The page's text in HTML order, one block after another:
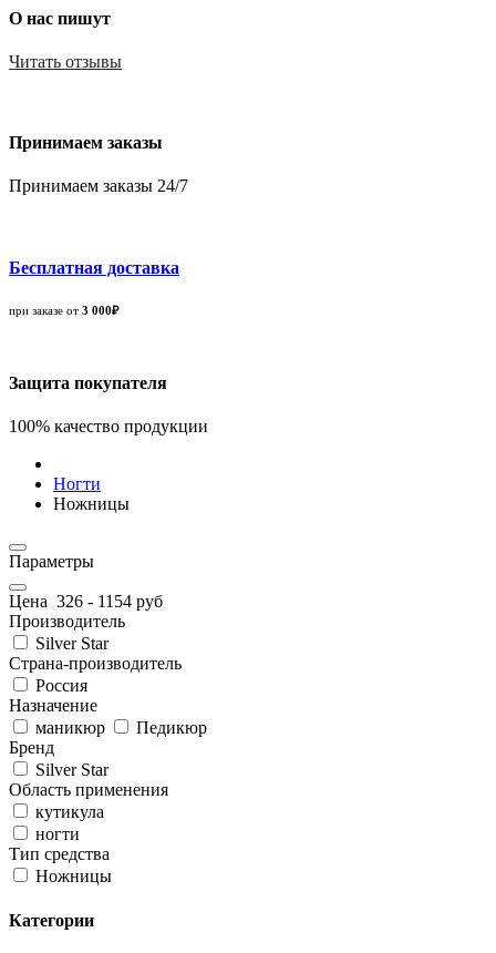
О нас пишут
Читать отзывы
Принимаем заказы
Принимаем заказы 24/7
Бесплатная доставка
при заказе от 3 000₽
Защита покупателя
100% качество продукции
Ногти
Ножницы
Параметры
Цена 326 - 1154 руб
Производитель
Silver Star
Страна-производитель
Россия
Назначение
маникюр
Педикюр
Бренд
Silver Star
Область применения
кутикула
ногти
Тип средства
Ножницы
Категории